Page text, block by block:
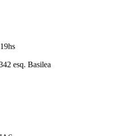
esq. Basilea